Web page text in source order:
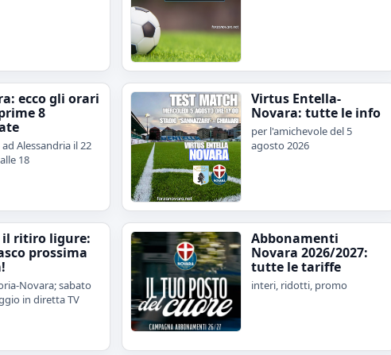
ecco gli orari
8
Alessandria il 22
18
Virtus Entella-
Novara: tutte le info
per l'amichevole del 5
agosto 2026
il ritiro ligure:
prossima
Novara; sabato
in diretta TV
Abbonamenti
Novara 2026/2027:
tutte le tariffe
interi, ridotti, promo